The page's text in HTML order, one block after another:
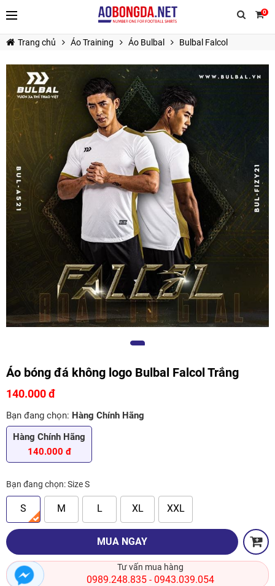
0
TIẾP TỤC MUA HÀNG
Trang chủ Áo Training Áo Bulbal Bulbal Falcol
Áo bóng đá không logo Bulbal Falcol Trắng
140.000 đ
Bạn đang chọn: Hàng Chính Hãng
Hàng Chính Hãng
140.000 đ
Bạn đang chọn:Size S
S M L XL XXL
MUA NGAY
Tư vấn mua hàng
0989.248.835- 0943.039.054